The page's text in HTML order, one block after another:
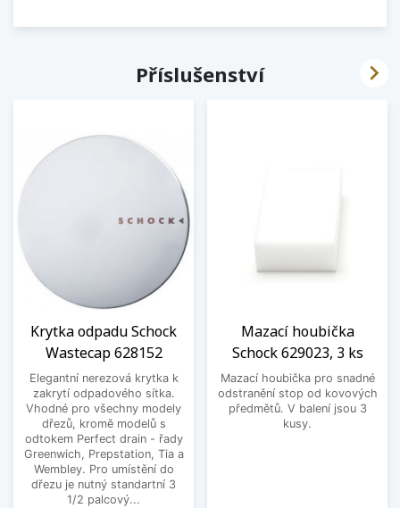
Příslušenství
Krytka odpadu Schock
Wastecap 628152
Elegantní nerezová krytka k
zakrytí odpadového sítka.
Vhodné pro všechny modely
dřezů, kromě modelů s
odtokem Perfect drain - řady
Greenwich, Prepstation, Tia a
Wembley. Pro umístění do
dřezu je nutný standartní 3
1/2 palcový...
Mazací houbička
Schock 629023, 3 ks
Mazací houbička pro snadné
odstranění stop od kovových
předmětů. V balení jsou 3
kusy.
